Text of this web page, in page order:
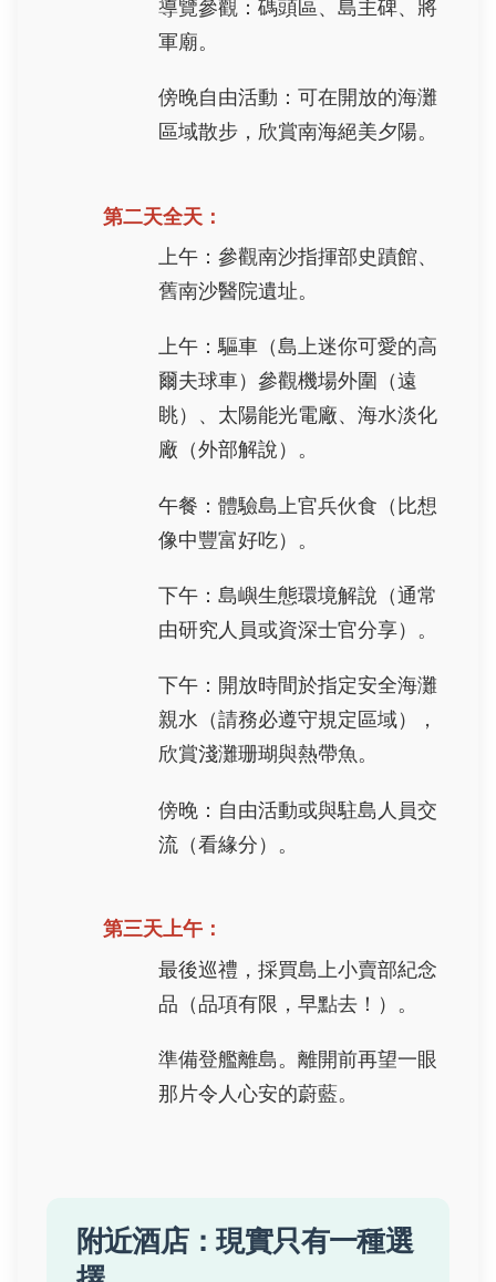
導覽參觀：碼頭區、島主碑、將
軍廟。
傍晚自由活動：可在開放的海灘
區域散步，欣賞南海絕美夕陽。
第二天全天：
上午：參觀南沙指揮部史蹟館、
舊南沙醫院遺址。
上午：驅車（島上迷你可愛的高
爾夫球車）參觀機場外圍（遠
眺）、太陽能光電廠、海水淡化
廠（外部解說）。
午餐：體驗島上官兵伙食（比想
像中豐富好吃）。
下午：島嶼生態環境解說（通常
由研究人員或資深士官分享）。
下午：開放時間於指定安全海灘
親水（請務必遵守規定區域），
欣賞淺灘珊瑚與熱帶魚。
傍晚：自由活動或與駐島人員交
流（看緣分）。
第三天上午：
最後巡禮，採買島上小賣部紀念
品（品項有限，早點去！）。
準備登艦離島。離開前再望一眼
那片令人心安的蔚藍。
附近酒店：現實只有一種選